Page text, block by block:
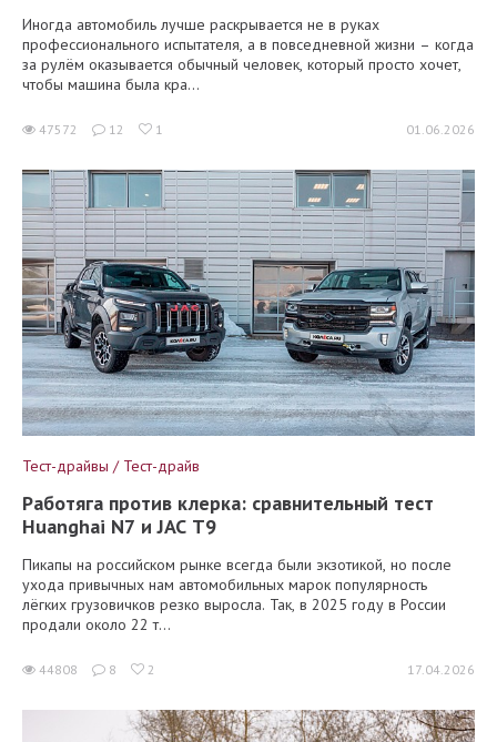
Иногда автомобиль лучше раскрывается не в руках
профессионального испытателя, а в повседневной жизни – когда
за рулём оказывается обычный человек, который просто хочет,
чтобы машина была кра...
47572 12 1 01.06.2026
Тест-драйвы / Тест-драйв
Работяга против клерка: сравнительный тест
Huanghai N7 и JAC T9
Пикапы на российском рынке всегда были экзотикой, но после
ухода привычных нам автомобильных марок популярность
лёгких грузовичков резко выросла. Так, в 2025 году в России
продали около 22 т...
44808 8 2 17.04.2026